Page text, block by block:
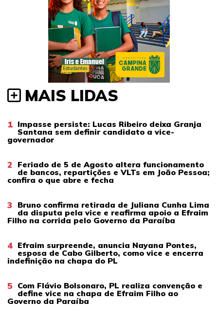
MAIS LIDAS
1 Impasse persiste: Lucas Ribeiro deixa Granja
Santana sem definir candidato a vice-
governador
2 Feriado de 5 de Agosto altera funcionamento
de bancos, repartições e VLTs em João Pessoa;
confira o que abre e fecha
3 Bruno confirma retirada de Juliana Cunha Lima
da disputa pela vice e reafirma apoio a Efraim
Filho na corrida pelo Governo da Paraíba
4 Efraim surpreende, anuncia Nayana Pontes,
esposa de Cabo Gilberto, como vice e encerra
indefinição na chapa do PL
5 Com Flávio Bolsonaro, PL realiza convenção e
define vice na chapa de Efraim Filho ao
Governo da Paraíba